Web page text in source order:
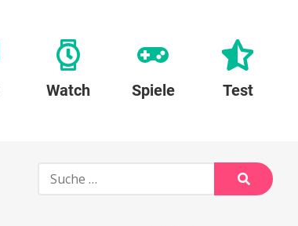
Watch Spiele Test
Suche
Suche